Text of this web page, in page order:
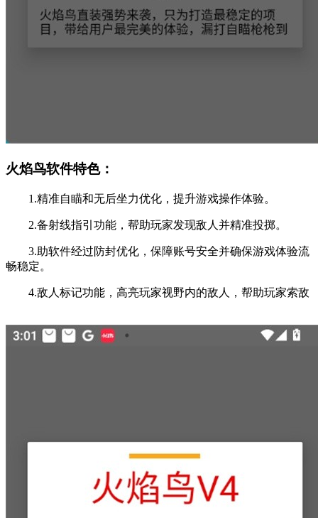
火焰鸟软件特色：
1.精准自瞄和无后坐力优化，提升游戏操作体验。
2.备射线指引功能，帮助玩家发现敌人并精准投掷。
3.助软件经过防封优化，保障账号安全并确保游戏体验流
畅稳定。
4.敌人标记功能，高亮玩家视野内的敌人，帮助玩家索敌